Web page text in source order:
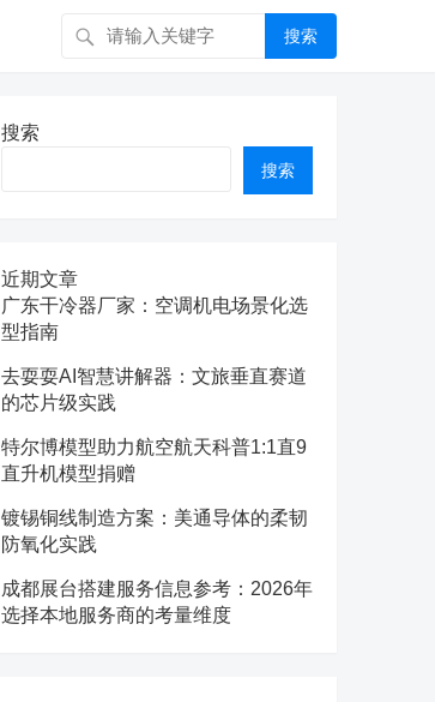
搜索
搜索
搜索
近期文章
广东干冷器厂家：空调机电场景化选
型指南
去耍耍AI智慧讲解器：文旅垂直赛道
的芯片级实践
特尔博模型助力航空航天科普1:1直9
直升机模型捐赠
镀锡铜线制造方案：美通导体的柔韧
防氧化实践
成都展台搭建服务信息参考：2026年
选择本地服务商的考量维度